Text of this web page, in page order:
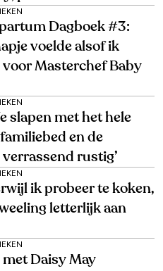
Dagboek #3:
voelde alsof ik
voor Masterchef Baby
slapen met het hele
en de
rustig’
ik probeer te koken,
letterlijk aan
Daisy May